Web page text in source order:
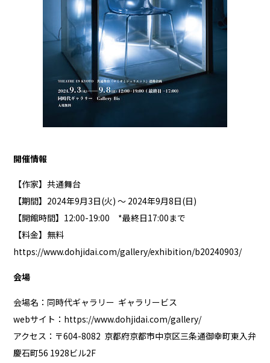
開催情報
【作家】共通舞台
【期間】2024年9月3日(火) ～ 2024年9月8日(日)
【開館時間】12:00-19:00 *最終日17:00まで
【料金】無料
https://www.dohjidai.com/gallery/exhibition/b20240903/
会場
会場名：同時代ギャラリー ギャラリービス
webサイト： https://www.dohjidai.com/gallery/
アクセス：〒604-8082 京都府京都市中京区三条通御幸町東入弁
慶石町56 1928ビル2F